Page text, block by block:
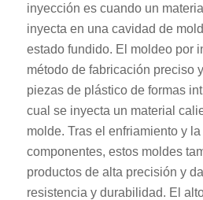
inyección es cuando un
inyecta en una cavidad de
estado fundido. El moldeo por
método de fabricación preciso
piezas de plástico de formas
cual se inyecta un material
molde. Tras el enfriamiento y
componentes, estos moldes
productos de alta precisión y
resistencia y durabilidad. El